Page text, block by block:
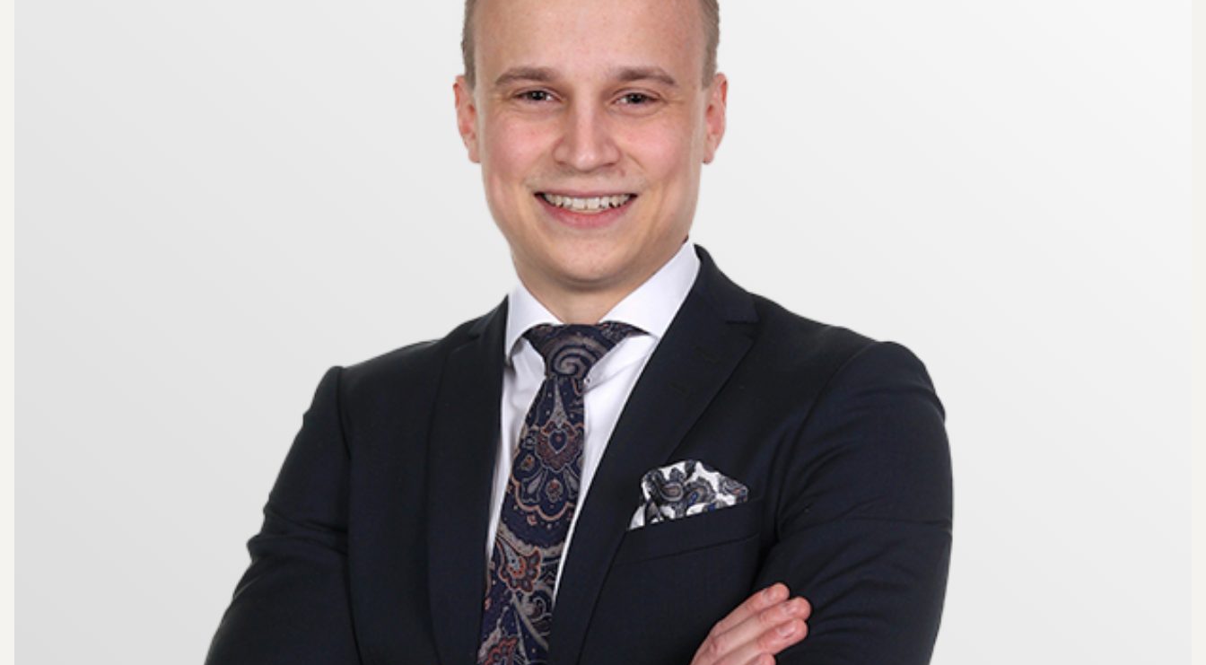
garageplatser. Till varje bostadsrätt hör både en garageplats och en extra parkeringsplats, vilka båda ingår i avgiften om 6 535 kr/mån. I avgiften ingår även fiber
(250/250) och kabel-tv. Hushållsel, vatten och värme tillkommer. Som medlem har ni dessutom möjlighet att hyra en övernattningslägenhet med tillhörande
Dammen är ett lugnt och familjevänligt område med bara ca 450 meter till förskolan Siklöjan och 1,1 km till Finningeskolan (F-3). I närområdet finns
frisbeegolfbana, flera lekplatser och Larslunda sport- och fritidscenter - med gym, gymnastikhall, fotbollsplaner och snart även simhall. Strängnäs Golfklubb
med 18- och 9-hålsbanor samt trevlig lunchrestaurang ligger också nära till hands. Goda bussförbindelser finns, och med bil tar ni er snabbt till Solberga
Ett inflyttningsklart hem med allt på plats - perfekt för familjen som vill bo bekvämt och stilfullt!